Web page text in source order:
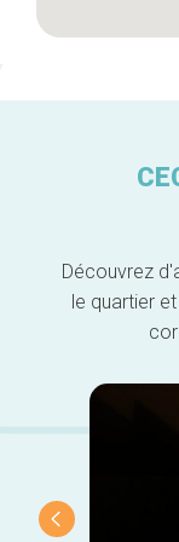
Découvrez
le quartier